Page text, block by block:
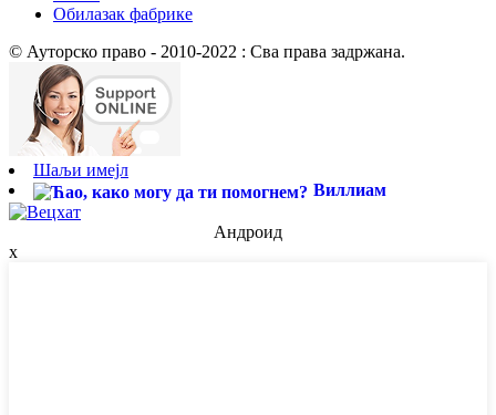
Обилазак фабрике
© Ауторско право - 2010-2022 : Сва права задржана.
Шаљи имејл
Виллиам
Андроид
x